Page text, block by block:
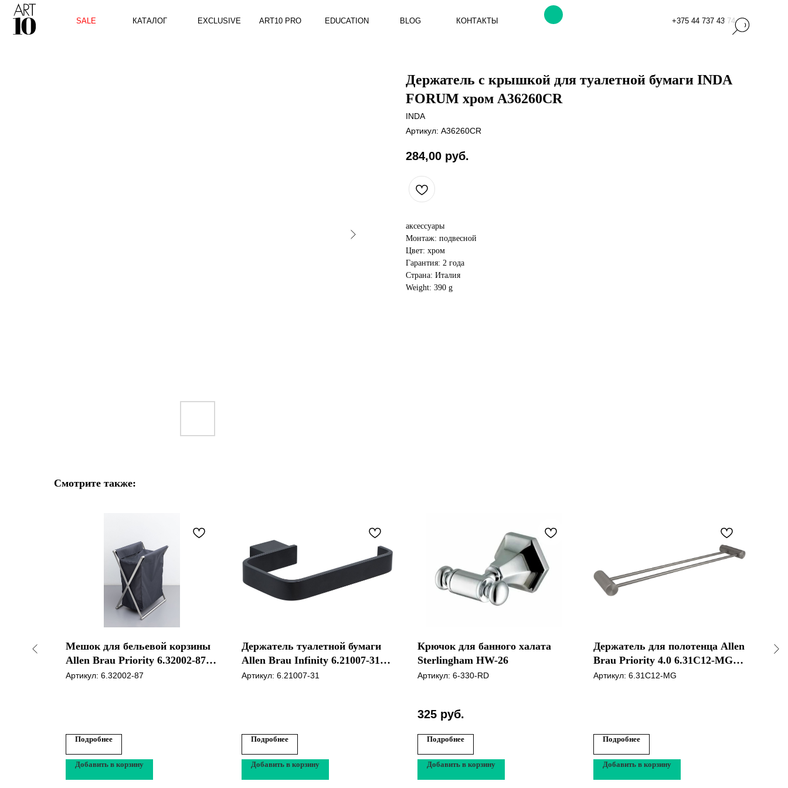
SALE EXCLUSIVE ART10 PRO EDUCATION
КАТАЛОГ BLOG КОНТАКТЫ
Держатель с крышкой для туалетной бумаги INDA
FORUM хром A36260CR
INDA
Артикул: A36260CR
284,00 руб.
аксессуары
Монтаж: подвесной
Цвет: хром
Гарантия: 2 года
Страна: Италия
Weight: 390 g
Смотрите также:
Мешок для бельевой корзины
Allen Brau Priority 6.32002-87
серый
Артикул: 6.32002-87
Подробнее
Добавить в корзину
Держатель туалетной бумаги
Allen Brau Infinity 6.21007-31
черный матовый
Артикул: 6.21007-31
Подробнее
Добавить в корзину
Крючок для банного халата
Sterlingham HW-26
Артикул: 6-330-RD
325 руб.
Подробнее
Добавить в корзину
Держатель для полотенца Allen
Brau Priority 4.0 6.31C12-MG
графит браш
Артикул: 6.31C12-MG
Подробнее
Добавить в корзину